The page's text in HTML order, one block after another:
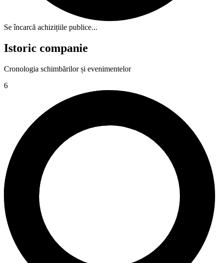
Se încarcă achizițiile publice...
Istoric companie
Cronologia schimbărilor și evenimentelor
6